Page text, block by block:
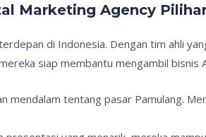
Marketing Agency
di Indonesia. Dengan tim ahli
siap membantu mengambil bisnis
mendalam tentang pasar Pamulang.